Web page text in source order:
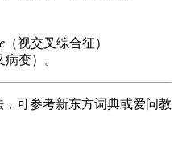
（视交叉综合征）
病变）。
可参考新东方词典或爱问教